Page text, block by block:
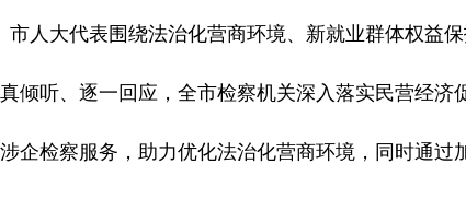
市人大代表围绕法治化营商环境、新就业群体权益
倾听、逐一回应，全市检察机关深入落实民营经
企检察服务，助力优化法治化营商环境，同时通